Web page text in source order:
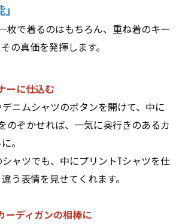
枚で着るのはもちろん、重ね着のキー
の真価を発揮します。
ーに仕込む
ニムシャツのボタンを開けて、中に
のぞかせれば、一気に奥行きのあるカ
。
ャツでも、中にプリントTシャツを仕
う表情を見せてくれます。
ーディガンの相棒に